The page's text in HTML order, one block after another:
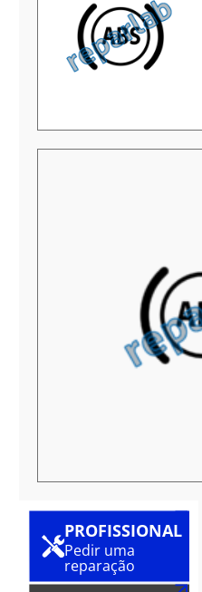
PROFISSIONAL
Pedir uma
reparação